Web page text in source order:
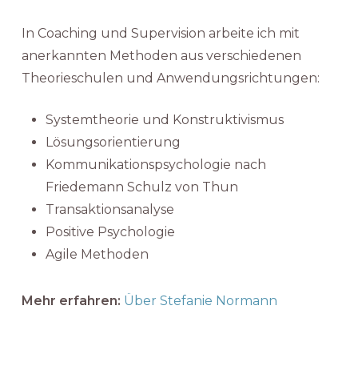
In Coaching und Supervision arbeite ich mit
anerkannten Methoden aus verschiedenen
Theorieschulen und Anwendungsrichtungen:
Systemtheorie und Konstruktivismus
Lösungsorientierung
Kommunikationspsychologie nach
Friedemann Schulz von Thun
Transaktionsanalyse
Positive Psychologie
Agile Methoden
Mehr erfahren: Über Stefanie Normann